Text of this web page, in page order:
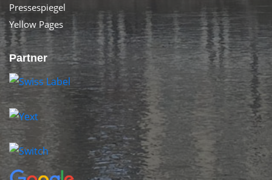
Pressespiegel
Yellow Pages
Partner